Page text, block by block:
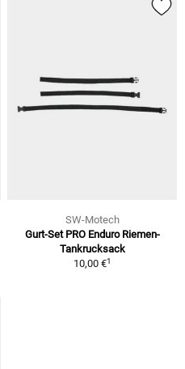
SW-Motech
Gurt-Set PRO Enduro Riemen-
Tankrucksack
10,00 €1